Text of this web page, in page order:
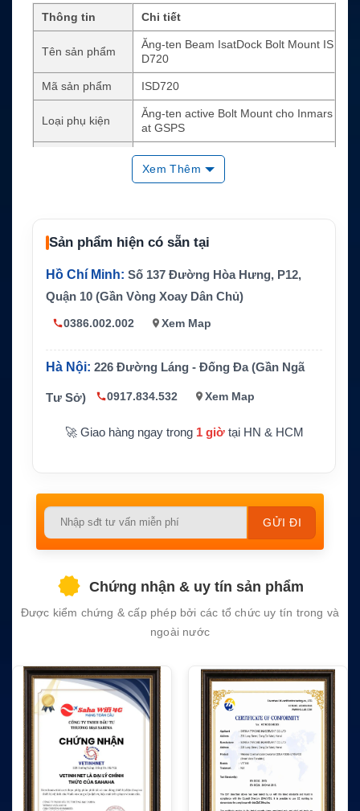
Thông tin Chi tiết
Tên sản phẩm
Ăng-ten Beam IsatDock Bolt Mount IS
D720
Mã sản phẩm ISD720
Loại phụ kiện
Ăng-ten active Bolt Mount cho Inmars
at GSPS
Beam Inmarsat IsatDock và Oceana t
ương thích
Tần số thu
1525.0–1559.0 MHz, GPS L1 1575.4
2 MHz ± 10.25 MHz
Trở kháng 50 Ohms
ọng lượng
Nhiệt độ hoạt độ
ng
-25°C đến +55°C, lưu trữ -40°C đến +
70°C
Xem Thêm
Sản phẩm hiện có sẵn tại
Hồ Chí Minh: Số 137 Đường Hòa Hưng, P12,
Quận 10 (Gần Vòng Xoay Dân Chủ)
0386.002.002 Xem Map
Hà Nội: 226 Đường Láng - Đống Đa (Gần Ngã
Tư Sở) 0917.834.532 Xem Map
🚀 Giao hàng ngay trong 1 giờtại HN & HCM
Please
empty.
Chứng nhận & uy tín sản phẩm
Được kiểm chứng & cấp phép bởi các tổ chức uy tín trong và
ngoài nước